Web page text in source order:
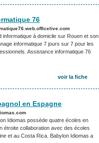
76
informatique à domicile sur Rouen et son
informatique 7 jours sur 7 pour les
Assistance informatique 76
voir la fiche
en Espagne
Idiomas possède quatre écoles en
étroite collaboration avec des écoles
et au Costa Rica. Babylon Idiomas a